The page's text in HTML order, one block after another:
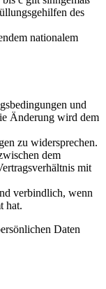
des
nationalem
und
Änderung wird dem
zu widersprechen.
dem
mit
verbindlich, wenn
hat.
Daten